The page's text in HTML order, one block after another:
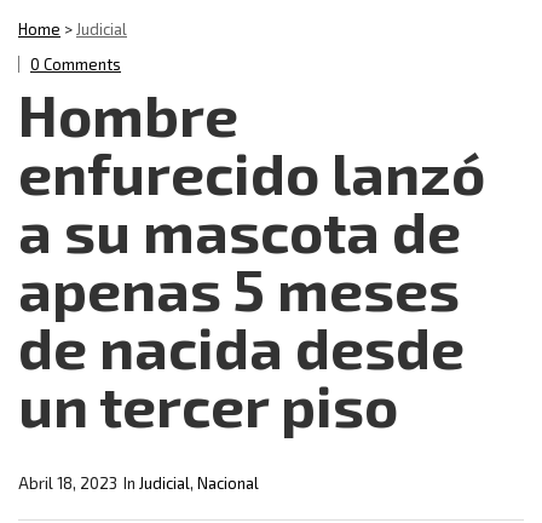
Home >Judicial
0 Comments
Hombre
enfurecido lanzó
a su mascota de
apenas 5 meses
de nacida desde
un tercer piso
In Judicial, Nacional
Abril 18, 2023